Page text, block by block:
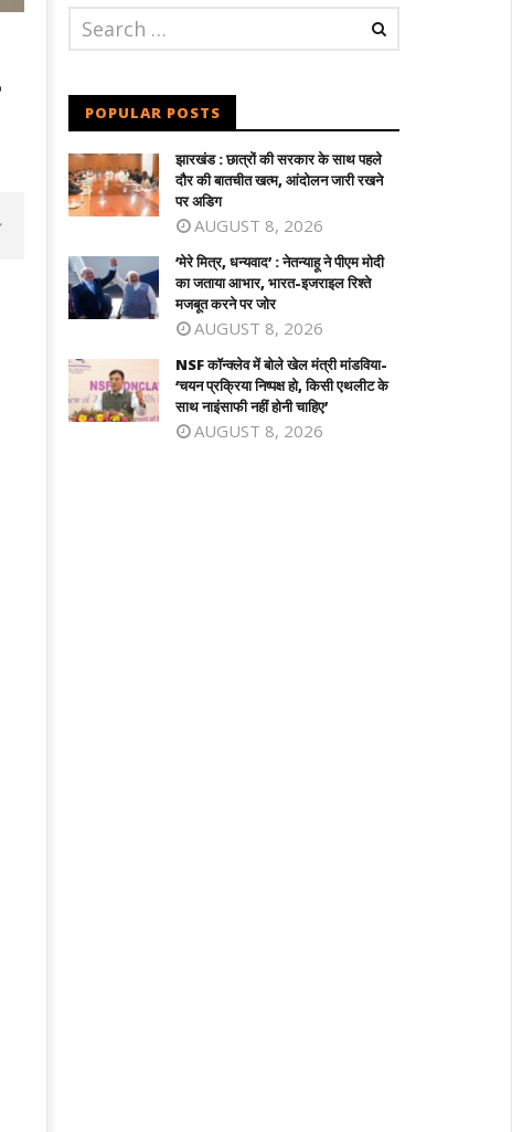
POPULAR POSTS
झारखंड : छात्रों की सरकार के साथ पहले
दौर की बातचीत खत्म, आंदोलन जारी रखने
पर अडिग
AUGUST 8, 2026
‘मेरे मित्र, धन्यवाद’ : नेतन्याहू ने पीएम मोदी
का जताया आभार, भारत-इजराइल रिश्ते
मजबूत करने पर जोर
AUGUST 8, 2026
NSF कॉन्क्लेव में बोले खेल मंत्री मांडविया-
‘चयन प्रक्रिया निष्पक्ष हो, किसी एथलीट के
साथ नाइंसाफी नहीं होनी चाहिए’
AUGUST 8, 2026